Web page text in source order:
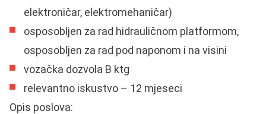
elektroničar, elektromehaničar)
osposobljen za rad hidrauličnom platformom,
osposobljen za rad pod naponom i na visini
vozačka dozvola B ktg
relevantno iskustvo – 12 mjeseci
Opis poslova: